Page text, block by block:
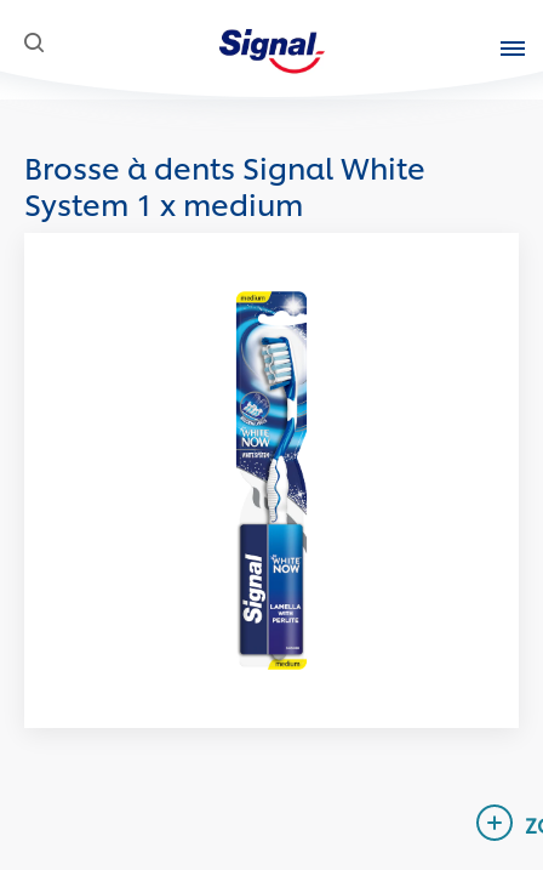
SKIP TO CONTENT
Une Question
Mission Sociale
Brosse à dents Signal White
System 1 x medium